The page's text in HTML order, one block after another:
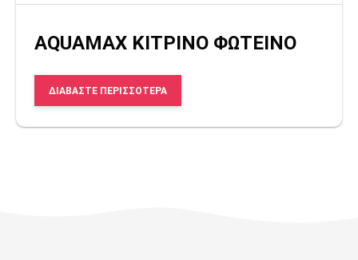
AQUAMAX ΚΙΤΡΙΝΟ ΦΩΤΕΙΝΟ
ΔΙΑΒΆΣΤΕ ΠΕΡΙΣΣΌΤΕΡΑ